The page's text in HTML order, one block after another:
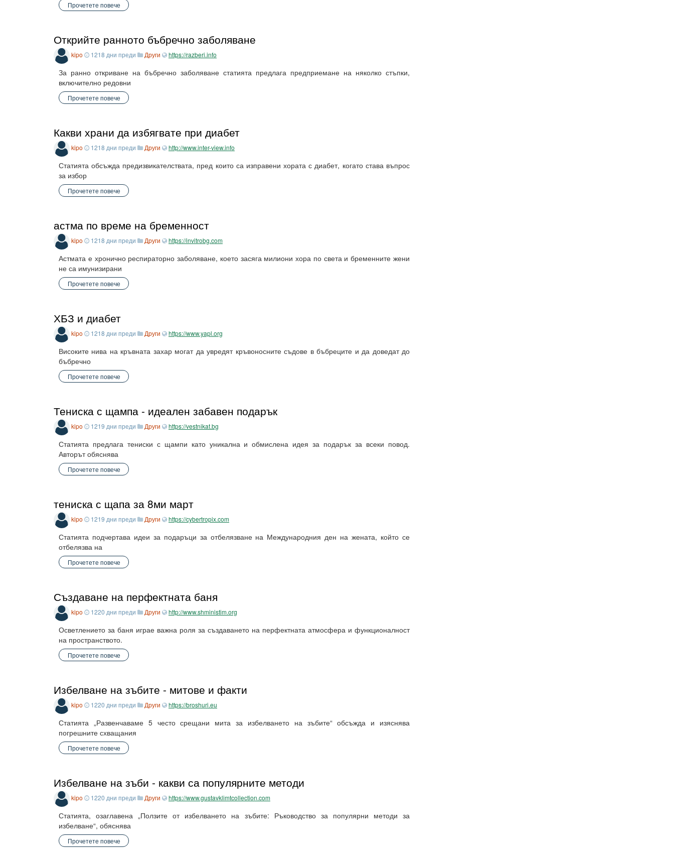
Прочетете повече
Открийте ранното бъбречно заболяване
kipo 1218 дни преди Други https://razberi.info
За ранно откриване на бъбречно заболяване статията предлага предприемане на няколко стъпки,
включително редовни
Прочетете повече
Какви храни да избягвате при диабет
kipo 1218 дни преди Други http://www.inter-view.info
Статията обсъжда предизвикателствата, пред които са изправени хората с диабет, когато става въпрос
за избор
Прочетете повече
астма по време на бременност
kipo 1218 дни преди Други https://invitrobg.com
Астмата е хронично респираторно заболяване, което засяга милиони хора по света и бременните жени
не са имунизирани
Прочетете повече
ХБЗ и диабет
kipo 1218 дни преди Други https://www.yapl.org
Високите нива на кръвната захар могат да увредят кръвоносните съдове в бъбреците и да доведат до
бъбречно
Прочетете повече
Тениска с щампа - идеален забавен подарък
kipo 1219 дни преди Други https://vestnikat.bg
Статията предлага тениски с щампи като уникална и обмислена идея за подарък за всеки повод.
Авторът обяснява
Прочетете повече
тениска с щапа за 8ми март
kipo 1219 дни преди Други https://cybertropix.com
Статията подчертава идеи за подаръци за отбелязване на Международния ден на жената, който се
отбелязва на
Прочетете повече
Създаване на перфектната баня
kipo 1220 дни преди Други http://www.shministim.org
Осветлението за баня играе важна роля за създаването на перфектната атмосфера и функционалност
на пространството.
Прочетете повече
Избелване на зъбите - митове и факти
kipo 1220 дни преди Други https://broshuri.eu
Статията „Развенчаваме 5 често срещани мита за избелването на зъбите“ обсъжда и изяснява
погрешните схващания
Прочетете повече
Избелване на зъби - какви са популярните методи
kipo 1220 дни преди Други https://www.gustavklimtcollection.com
Статията, озаглавена „Ползите от избелването на зъбите: Ръководство за популярни методи за
избелване“, обяснява
Прочетете повече